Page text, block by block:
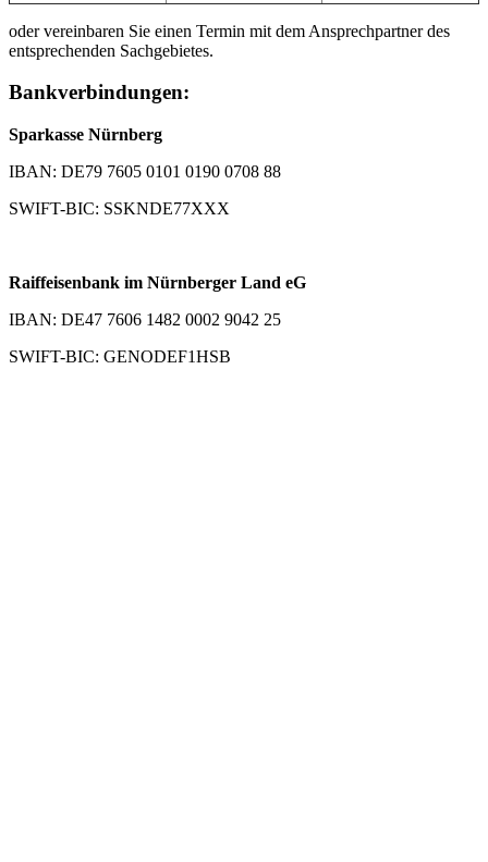
oder vereinbaren Sie einen Termin mit dem Ansprechpartner des
entsprechenden Sachgebietes.
Bankverbindungen:
Sparkasse Nürnberg
IBAN: DE79 7605 0101 0190 0708 88
SWIFT-BIC: SSKNDE77XXX
Raiffeisenbank im Nürnberger Land eG
IBAN: DE47 7606 1482 0002 9042 25
SWIFT-BIC: GENODEF1HSB